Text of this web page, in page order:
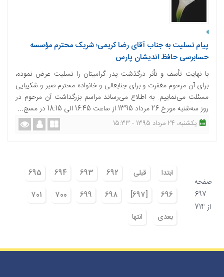
پیام تسلیت به جناب آقای رضا کریمی؛ شریک محترم مؤسسه
حسابرسی حافظ اندیشان پارس
با نهایت تأسف و تأثر درگذشت پدر گرامیتان را تسلیت عرض نموده،
برای آن مرحوم مغفرت و برای جنابعالی و خانواده محترم صبر و شكیبایی
مسئلت می‌نماییم. به اطلاع می‌رساند مراسم بزرگداشت آن مرحوم در
روز سه‌شنبه مورخ 26 مرداد 1395 از ساعت 16:45 الی 18:15 در مسج...
یکشنبه، 24 مرداد 1395 - 15:33
صفحه
697
از 714
ابتدا قبلی 692
693
694
695
696
[697]
698
699
700
701
بعدی
انتها